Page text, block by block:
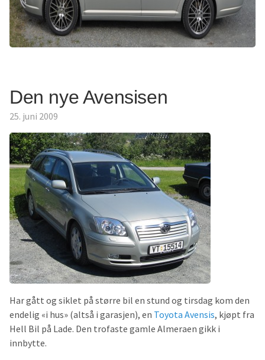
Den nye Avensisen
25. juni 2009
Har gått og siklet på større bil en stund og tirsdag kom den
endelig «i hus» (altså i garasjen), en Toyota Avensis, kjøpt fra
Hell Bil på Lade. Den trofaste gamle Almeraen gikk i
innbytte.